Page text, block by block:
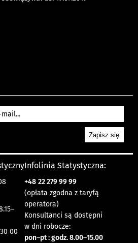
00
Infolinia Statystyczna:
+48 22 279 99 99
(opłata zgodna z taryfą
operatora)
Konsultanci są dostępni
w dni robocze:
pon–pt : godz. 8.00–15.00